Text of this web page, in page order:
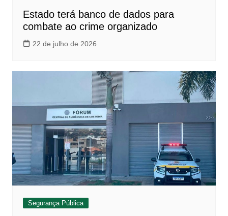
Estado terá banco de dados para
combate ao crime organizado
22 de julho de 2026
Segurança Pública